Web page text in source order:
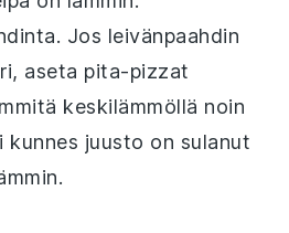
Jos leivänpaahdin
aseta pita-pizzat
keskilämmöllä noin
kunnes juusto on sulanut